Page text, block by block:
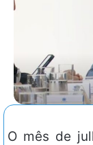
O mês de